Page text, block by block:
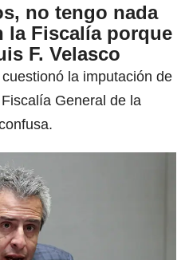
no tengo nada
la Fiscalía porque
F. Velasco
la imputación de
General de la